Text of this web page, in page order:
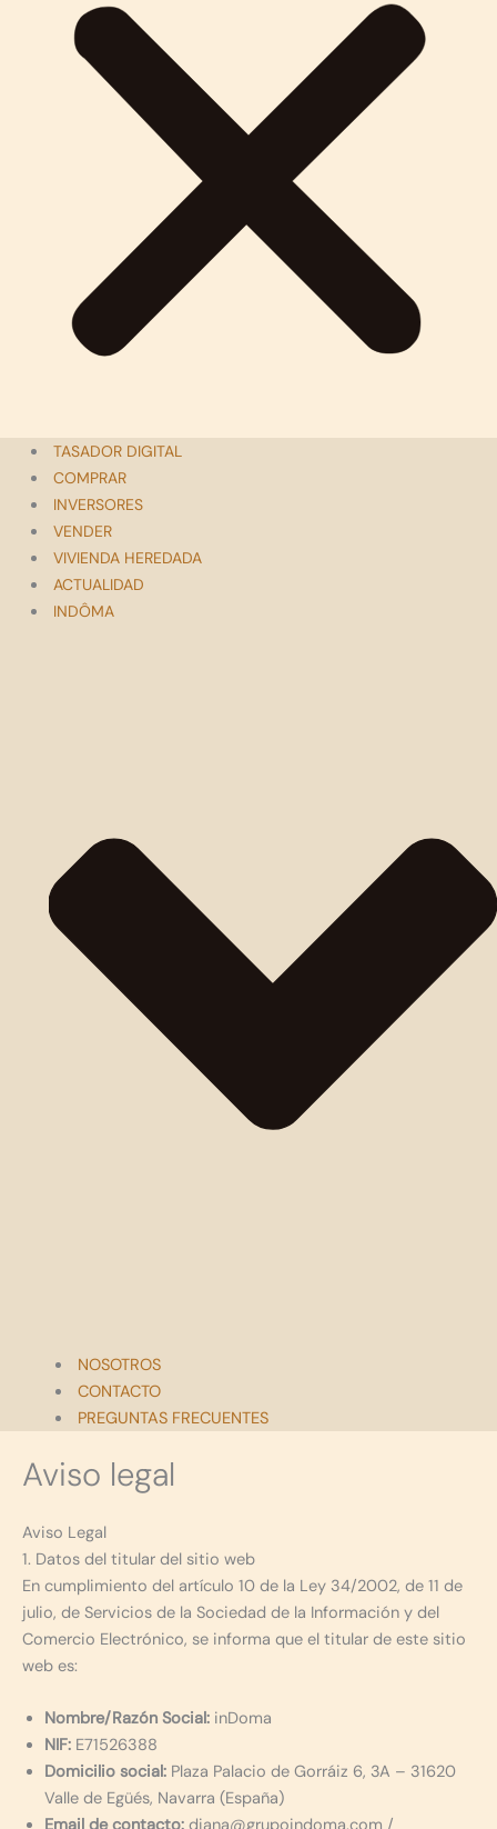
TASADOR DIGITAL
COMPRAR
INVERSORES
VENDER
VIVIENDA HEREDADA
ACTUALIDAD
INDÔMA
NOSOTROS
CONTACTO
PREGUNTAS FRECUENTES
Aviso legal
Aviso Legal
1. Datos del titular del sitio web
En cumplimiento del artículo 10 de la Ley 34/2002, de 11 de
julio, de Servicios de la Sociedad de la Información y del
Comercio Electrónico, se informa que el titular de este sitio
web es:
Nombre/Razón Social: inDoma
NIF: E71526388
Domicilio social: Plaza Palacio de Gorráiz 6, 3A – 31620
Valle de Egüés, Navarra (España)
Email de contacto: diana@grupoindoma.com /